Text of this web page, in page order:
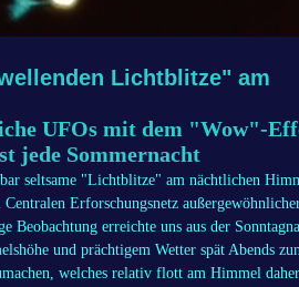
Lichtblitze" am
UFOs mit dem "Wow"-
jede Sommernacht
seltsame "Lichtblitze" am nächtlichen
Erforschungsnetz
erreichte uns aus der
und prächtigem Wetter spät Abends
welches relativ flott am Himmel